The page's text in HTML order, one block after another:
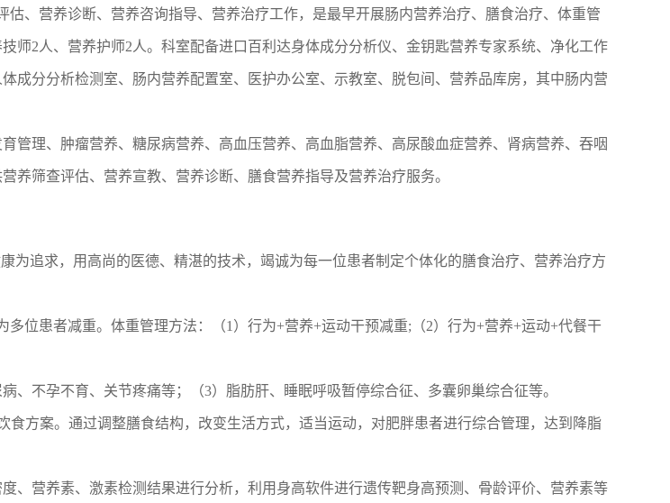
、营养诊断、营养咨询指导、营养治疗工作，是最早开展肠内营养治疗、膳食治疗、体重管
师2人、营养护师2人。科室配备进口百利达身体成分分析仪、金钥匙营养专家系统、净化工作
成分分析检测室、肠内营养配置室、医护办公室、示教室、脱包间、营养品库房，其中肠内营
管理、肿瘤营养、糖尿病营养、高血压营养、高血脂营养、高尿酸血症营养、肾病营养、吞咽
养筛查评估、营养宣教、营养诊断、膳食营养指导及营养治疗服务。
为追求，用高尚的医德、精湛的技术，竭诚为每一位患者制定个体化的膳食治疗、营养治疗方
位患者减重。体重管理方法：（1）行为+营养+运动干预减重;（2）行为+营养+运动+代餐干
、不孕不育、关节疼痛等；（3）脂肪肝、睡眠呼吸暂停综合征、多囊卵巢综合征等。
方案。通过调整膳食结构，改变生活方式，适当运动，对肥胖患者进行综合管理，达到降脂
、营养素、激素检测结果进行分析，利用身高软件进行遗传靶身高预测、骨龄评价、营养素等